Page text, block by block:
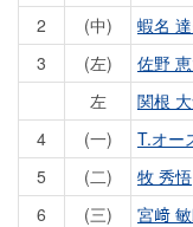
2
(中) 蝦名
3
(左) 佐野
左
関根
4
(一) T.オー
5
(二) 牧 秀悟
6
(三) 宮﨑